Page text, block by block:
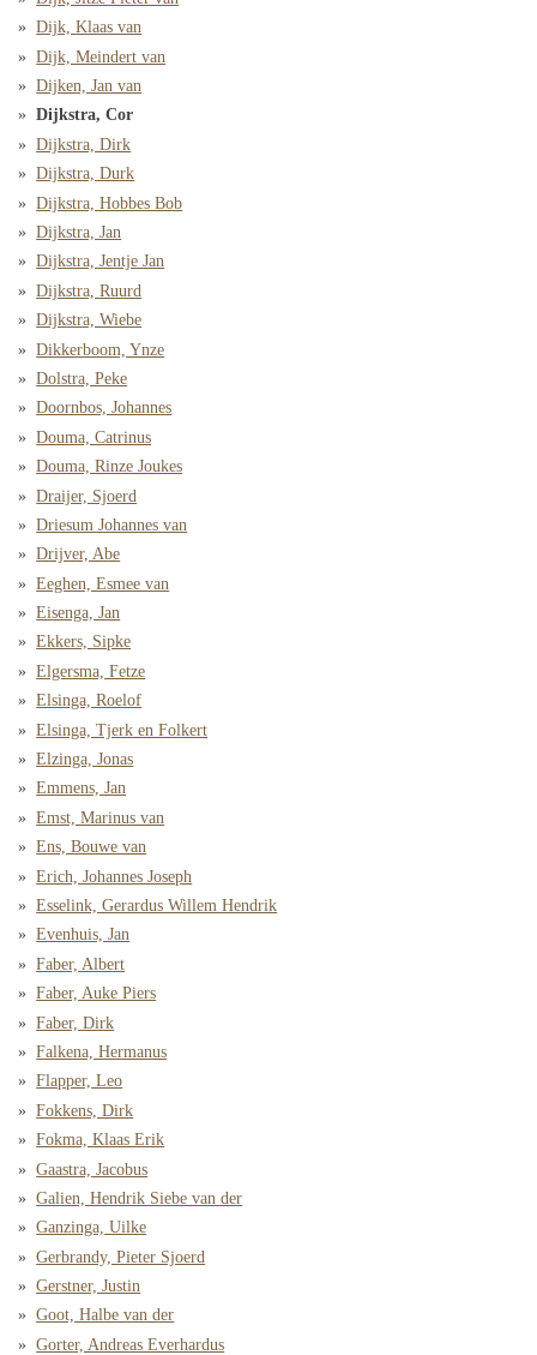
Dijk, Klaas van
Dijk, Meindert van
Dijken, Jan van
Dijkstra, Cor
Dijkstra, Dirk
Dijkstra, Durk
Dijkstra, Hobbes Bob
Dijkstra, Jan
Dijkstra, Jentje Jan
Dijkstra, Ruurd
Dijkstra, Wiebe
Dikkerboom, Ynze
Dolstra, Peke
Doornbos, Johannes
Douma, Catrinus
Douma, Rinze Joukes
Draijer, Sjoerd
Driesum Johannes van
Drijver, Abe
Eeghen, Esmee van
Eisenga, Jan
Ekkers, Sipke
Elgersma, Fetze
Elsinga, Roelof
Elsinga, Tjerk en Folkert
Elzinga, Jonas
Emmens, Jan
Emst, Marinus van
Ens, Bouwe van
Erich, Johannes Joseph
Esselink, Gerardus Willem Hendrik
Evenhuis, Jan
Faber, Albert
Faber, Auke Piers
Faber, Dirk
Falkena, Hermanus
Flapper, Leo
Fokkens, Dirk
Fokma, Klaas Erik
Gaastra, Jacobus
Galien, Hendrik Siebe van der
Ganzinga, Uilke
Gerbrandy, Pieter Sjoerd
Gerstner, Justin
Goot, Halbe van der
Gorter, Andreas Everhardus